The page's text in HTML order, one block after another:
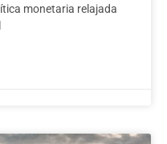
monetaria relajada